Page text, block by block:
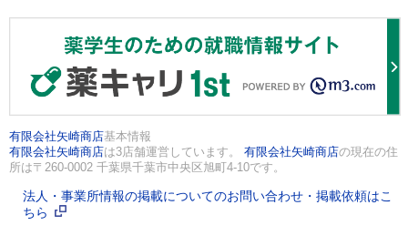
有限会社矢崎商店基本情報
有限会社矢崎商店は3店舗運営しています。 有限会社矢崎商店の現在の住
所は〒260-0002 千葉県千葉市中央区旭町4-10です。
法人・事業所情報の掲載についてのお問い合わせ・掲載依頼はこ
ちら